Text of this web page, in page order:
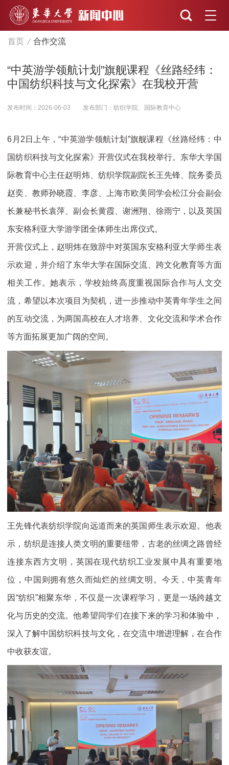
首页 合作交流
“中英游学领航计划”旗舰课程《丝路经纬：
中国纺织科技与文化探索》在我校开营
发布时间：2026-06-03 发布部门：纺织学院、国际教育中心
6月2日上午，“中英游学领航计划”旗舰课程《丝路经纬：中
国纺织科技与文化探索》开营仪式在我校举行。东华大学国
际教育中心主任赵明炜、纺织学院副院长王先锋、院务委员
赵奕、教师孙晓霞、李彦、上海市欧美同学会松江分会副会
长兼秘书长袁萍、副会长黄霞、谢洲翔、徐雨宁，以及英国
东安格利亚大学游学团全体师生出席仪式。
开营仪式上，赵明炜在致辞中对英国东安格利亚大学师生表
示欢迎，并介绍了东华大学在国际交流、跨文化教育等方面
相关工作。她表示，学校始终高度重视国际合作与人文交
流，希望以本次项目为契机，进一步推动中英青年学生之间
的互动交流，为两国高校在人才培养、文化交流和学术合作
等方面拓展更加广阔的空间。
王先锋代表纺织学院向远道而来的英国师生表示欢迎。他表
示，纺织是连接人类文明的重要纽带，古老的丝绸之路曾经
连接东西方文明，英国在现代纺织工业发展中具有重要地
位，中国则拥有悠久而灿烂的丝绸文明。今天，中英青年
因“纺织”相聚东华，不仅是一次课程学习，更是一场跨越文
化与历史的交流。他希望同学们在接下来的学习和体验中，
深入了解中国纺织科技与文化，在交流中增进理解，在合作
中收获友谊。